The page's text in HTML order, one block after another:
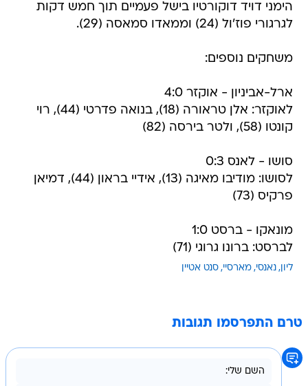
הימני דויד דוקורטיו בישל פעמיים תוך חמש דקות
לגרגורי פוז'ול (24) וממאדו סמאסה (29).
משחקים נוספים:
ארל-אביניון - אוקזר 4:0
לאוקזר: אלן טראורה (18), בנואה פדרטי (44), רוי
קונטו (58), ולטר בירסה (82)
סושו - לאנס 0:3
לסושו: מודיבו מאיגה (13), אידיי בראון (44), דמיאן
פרקיס (73)
מונאקו - ברסט 1:0
לברסט: ברונו גרוגי (71)
ליון נאנסי מארסיי סנט אטיין
טרם התפרסמו תגובות